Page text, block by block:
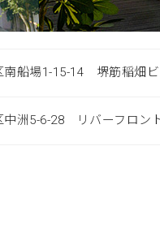
船場1-15-14 堺筋稲畑
洲5-6-28 リバーフロン